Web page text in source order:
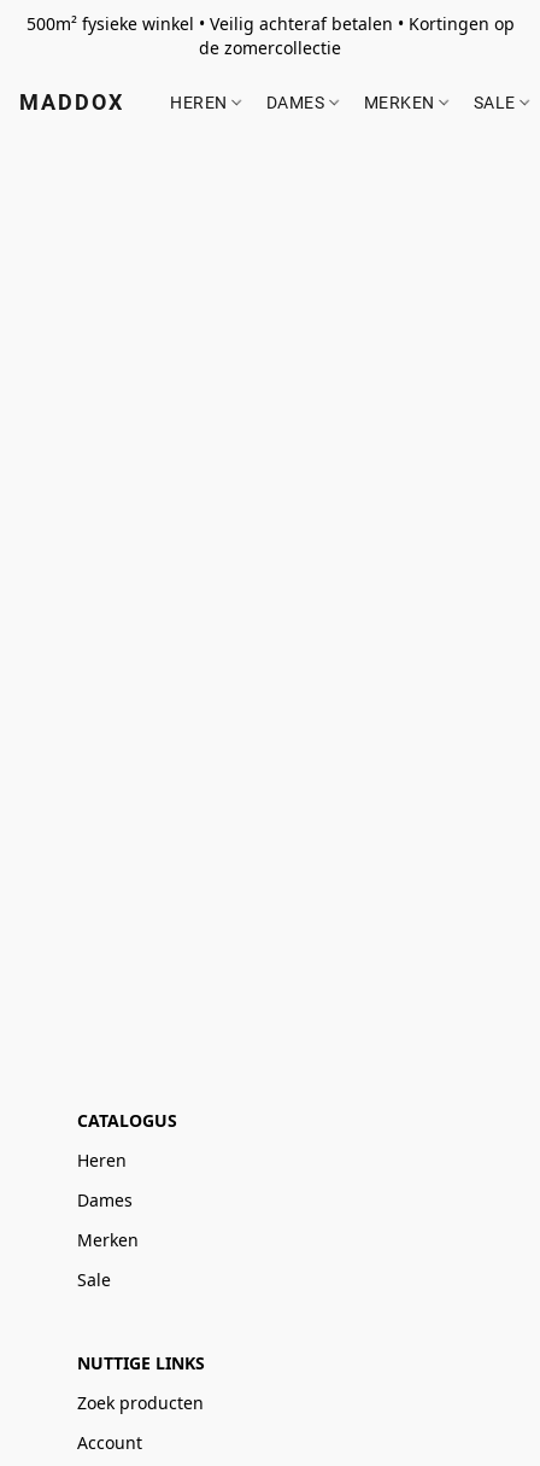
500m² fysieke winkel • Veilig achteraf betalen • Kortingen op
de zomercollectie
MADDOX HEREN DAMES MERKEN SALE
CATALOGUS
Heren
Dames
Merken
Sale
NUTTIGE LINKS
Zoek producten
Account